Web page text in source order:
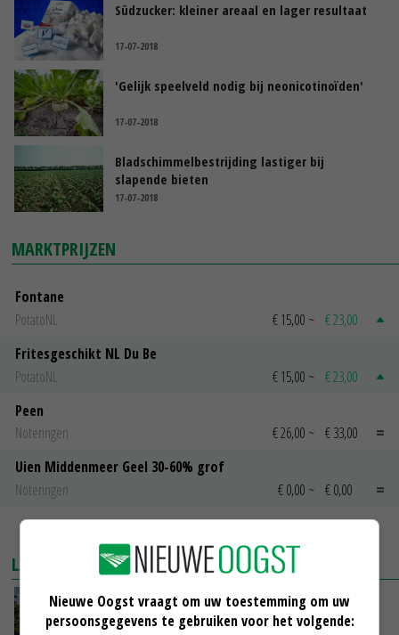
Südzucker: kleiner areaal en lager resultaat
17-07-2018
'Gelijk speelveld nodig bij neonicotinoïden'
17-07-2018
Bladschimmelbestrijding lastiger bij
slapende bieten
17-07-2018
MARKTPRIJZEN
Fontane
PotatoNL
€ 15,00 ~ € 23,00
Fritesgeschikt NL Du Be
PotatoNL
€ 15,00 ~ € 23,00
Peen
Noteringen
€ 26,00 ~ € 33,00
Uien Middenmeer Geel 30-60% grof
Noteringen
€ 0,00 ~ € 0,00
LAATSTE NIEUWS
Kamervragen over onttrekkingsverbod,
minister spreekt van ‘ondernemersrisico’
Nieuwe Oogst vraagt om uw toestemming om uw
persoonsgegevens te gebruiken voor het volgende: